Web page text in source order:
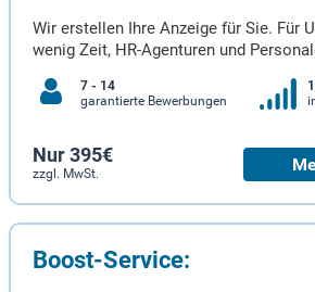
Wir erstellen Ihre Anzeige für Sie. Für
wenig Zeit, HR-Agenturen und
7 - 14
garantierte Bewerbungen
Nur 395€
zzgl. MwSt.
Boost-Service: